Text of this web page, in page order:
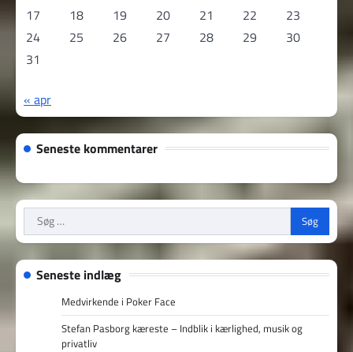
17
18 19 20 21 22
23
24
25 26 27 28 29
30
31
« apr
Seneste kommentarer
Søg
efter:
Seneste indlæg
Medvirkende i Poker Face
Stefan Pasborg kæreste – Indblik i kærlighed, musik og
privatliv